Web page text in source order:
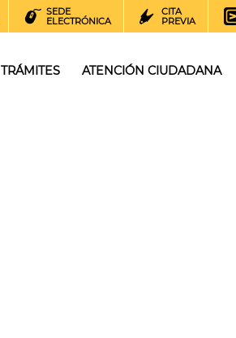
SEDE
ELECTRÓNICA
CITA
PREVIA
TRÁMITES ATENCIÓN CIUDADANA